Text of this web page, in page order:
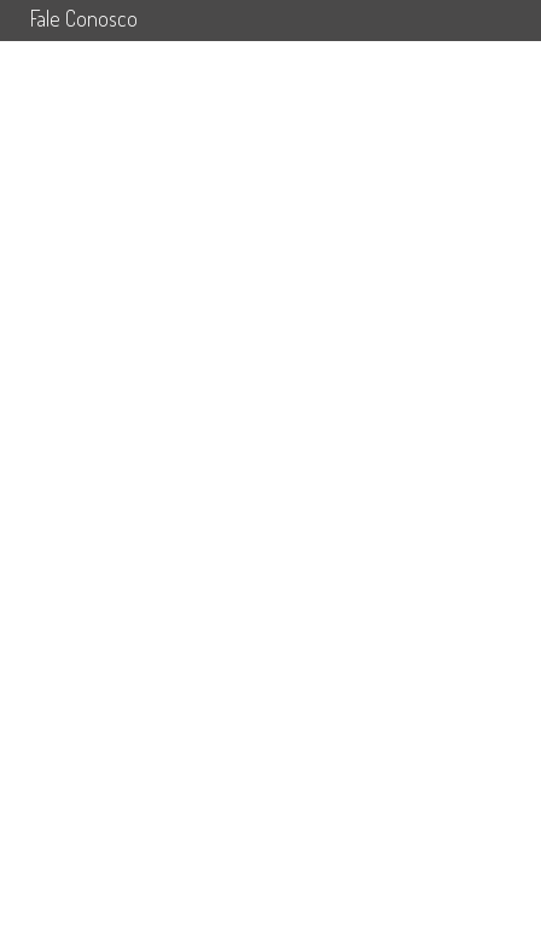
Fale Conosco